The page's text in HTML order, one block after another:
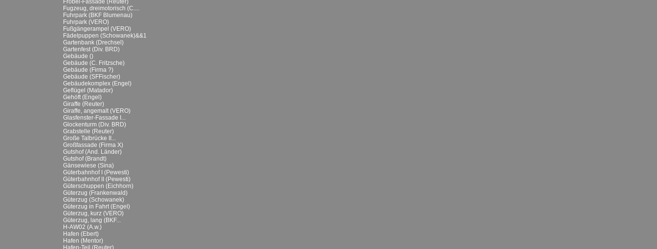
Fröbel-Fassade (Reuter)
Fugzeug, dreimotorisch (C....
Fuhrpark (BKF Blumenau)
Fuhrpark (VERO)
Fußgängerampel (VERO)
Fädelpuppen (Schowanek)&&1
Gartenbank (Drechsel)
Gartenfest (Div. BRD)
Gebäude ()
Gebäude (C. Fritzsche)
Gebäude (Firma ?)
Gebäude (SFFischer)
Gebäudekomplex (Engel)
Geflügel (Matador)
Gehöft (Engel)
Giraffe (Reuter)
Giraffe, angemalt (VERO)
Glasfenster-Fassade I...
Glockenturm (Div. BRD)
Grabstelle (Reuter)
Große Talbrücke II...
Großfassade (Firma X)
Gutshof (And. Länder)
Gutshof (Brandt)
Gänsewiese (Sina)
Güterbahnhof I (Pewesti)
Güterbahnhof II (Pewesti)
Güterschuppen (Eichhorn)
Güterzug (Frankenwald)
Güterzug (Schowanek)
Güterzug in Fahrt (Engel)
Güterzug, kurz (VERO)
Güterzug, lang (BKF...
H-AW02 (A.w.)
Hafen (Ebert)
Hafen (Mentor)
Hafen-Teil (Reuter)